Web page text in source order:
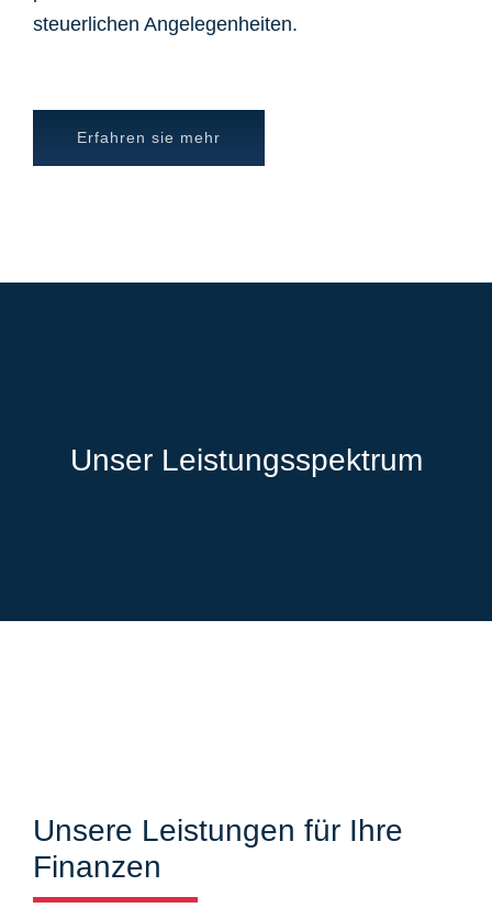
steuerlichen Angelegenheiten.
Erfahren sie mehr
Unser Leistungsspektrum
Unsere Leistungen für Ihre
Finanzen